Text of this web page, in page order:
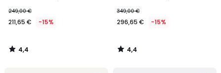
249,00 €
211,65 € -15%
4,4
/
349,00 €
296,65 € -15%
4,4
/